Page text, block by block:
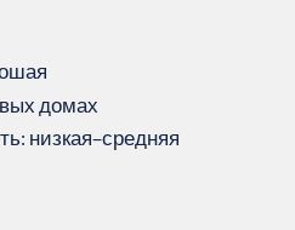
домах
низкая–средняя